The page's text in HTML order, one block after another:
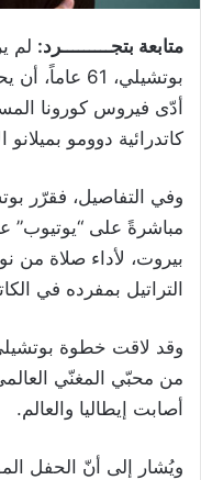
متابعة بتجـــــــــرد: لم
بوتشيلي، 61
أدّى فيروس كورونا
كاتدرائية دوومو بميلانو
وفي التفاصيل، فقرّر
مباشرةً على “يوتيوب”
بيروت، لأداء صلاة من
التراتيل بمفرده في
وقد لاقت خطوة
من محبّي المغنّي
أصابت إيطاليا والعالم.